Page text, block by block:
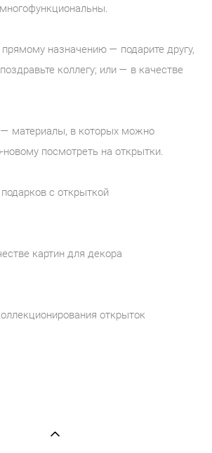
прямому назначению — подарите другу,
коллегу; или — в качестве
— материалы, в которых можно
новому посмотреть на открытки.
с открыткой
картин для декора
открыток